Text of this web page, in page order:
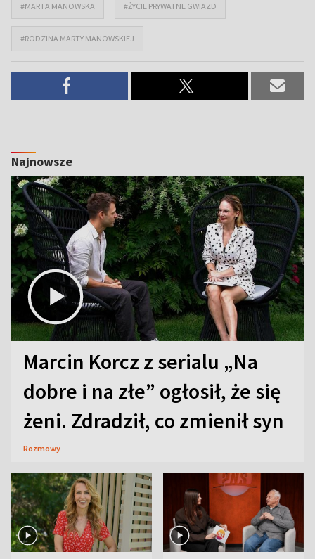
#MARTA MANOWSKA #ŻYCIE PRYWATNE GWIAZD
#RODZINA MARTY MANOWSKIEJ
Najnowsze
Marcin Korcz z serialu „Na
dobre i na złe” ogłosił, że się
żeni. Zdradził, co zmienił syn
Rozmowy